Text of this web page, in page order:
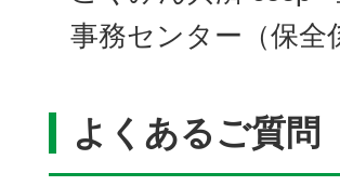
事務センター（保全
よくあるご質問